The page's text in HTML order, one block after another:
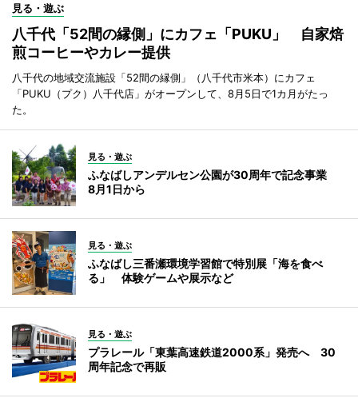
見る・遊ぶ
八千代「52間の縁側」にカフェ「PUKU」 自家焙
煎コーヒーやカレー提供
八千代の地域交流施設「52間の縁側」（八千代市米本）にカフェ
「PUKU（プク）八千代店」がオープンして、8月5日で1カ月がたっ
た。
見る・遊ぶ
ふなばしアンデルセン公園が30周年で記念事業
8月1日から
見る・遊ぶ
ふなばし三番瀬環境学習館で特別展「海を食べ
る」 体験ゲームや展示など
見る・遊ぶ
プラレール「東葉高速鉄道2000系」発売へ 30
周年記念で再販